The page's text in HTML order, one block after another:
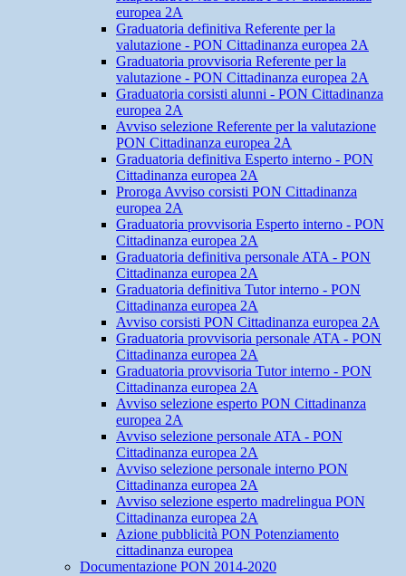
europea 2A
Graduatoria definitiva Referente per la
valutazione - PON Cittadinanza europea 2A
Graduatoria provvisoria Referente per la
valutazione - PON Cittadinanza europea 2A
Graduatoria corsisti alunni - PON Cittadinanza
europea 2A
Avviso selezione Referente per la valutazione
PON Cittadinanza europea 2A
Graduatoria definitiva Esperto interno - PON
Cittadinanza europea 2A
Proroga Avviso corsisti PON Cittadinanza
europea 2A
Graduatoria provvisoria Esperto interno - PON
Cittadinanza europea 2A
Graduatoria definitiva personale ATA - PON
Cittadinanza europea 2A
Graduatoria definitiva Tutor interno - PON
Cittadinanza europea 2A
Avviso corsisti PON Cittadinanza europea 2A
Graduatoria provvisoria personale ATA - PON
Cittadinanza europea 2A
Graduatoria provvisoria Tutor interno - PON
Cittadinanza europea 2A
Avviso selezione esperto PON Cittadinanza
europea 2A
Avviso selezione personale ATA - PON
Cittadinanza europea 2A
Avviso selezione personale interno PON
Cittadinanza europea 2A
Avviso selezione esperto madrelingua PON
Cittadinanza europea 2A
Azione pubblicità PON Potenziamento
cittadinanza europea
Documentazione PON 2014-2020